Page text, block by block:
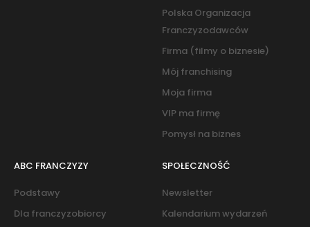
Polska Organizacja
Franczyzodawców
Firma (filmy o biznesie)
Mój franchising
Moja firma
VIP ma firmę
Pomysł na biznes
ABC FRANCZYZY
Podstawy
Dla franczyzobiorcy
SPOŁECZNOŚĆ
Newsletter
Kalendarium wydarzeń